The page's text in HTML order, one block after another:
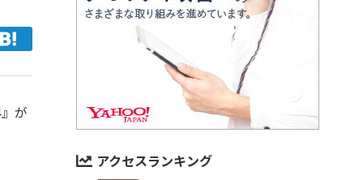
が
アクセスランキング